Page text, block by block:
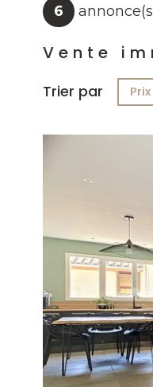
6
Vente
Trier par Prix